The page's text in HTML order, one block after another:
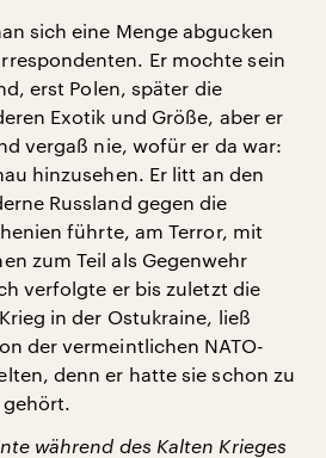
sich eine Menge abgucken
Er mochte sein
erst Polen, später die
Exotik und Größe, aber er
vergaß nie, wofür er da war:
hinzusehen. Er litt an den
Russland gegen die
führte, am Terror, mit
zum Teil als Gegenwehr
verfolgte er bis zuletzt die
in der Ostukraine, ließ
der vermeintlichen NATO-
denn er hatte sie schon zu
gehört.
während des Kalten Krieges